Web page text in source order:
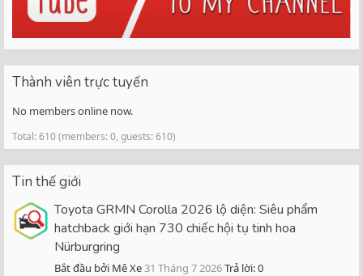
Thành viên trực tuyến
No members online now.
Total: 610 (members: 0, guests: 610)
Tin thế giới
Toyota GRMN Corolla 2026 lộ diện: Siêu phẩm
hatchback giới hạn 730 chiếc hội tụ tinh hoa
Nürburgring
Bắt đầu bởi Mê Xe31 Tháng 7 2026Trả lời: 0